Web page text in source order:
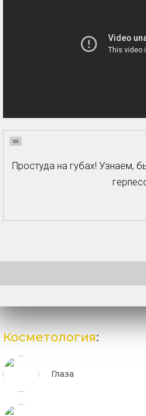
Простуда на губах! Узнаем,
Косметология:
Глаза